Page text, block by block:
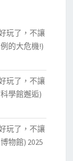
玩了，不讓
的大危機!)
玩了，不讓
學館邂逅)
玩了，不讓
物館) 2025